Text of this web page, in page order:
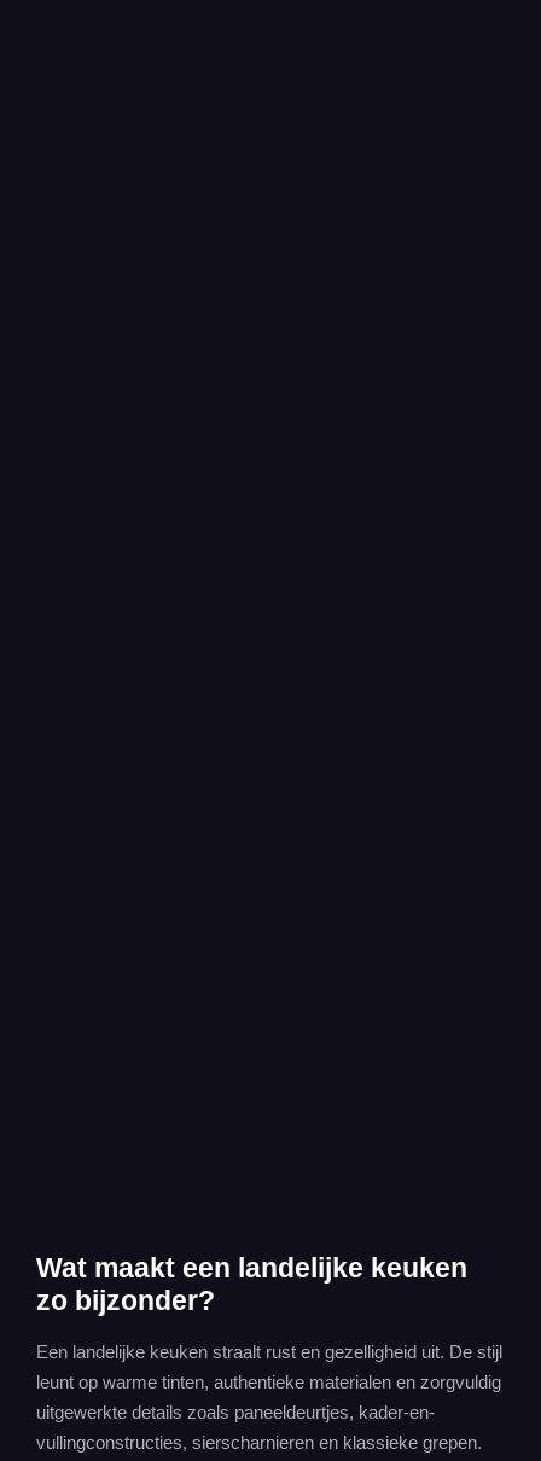
Wat maakt een landelijke keuken
zo bijzonder?
Een landelijke keuken straalt rust en gezelligheid uit. De stijl
leunt op warme tinten, authentieke materialen en zorgvuldig
uitgewerkte details zoals paneeldeurtjes, kader-en-
vullingconstructies, sierscharnieren en klassieke grepen.